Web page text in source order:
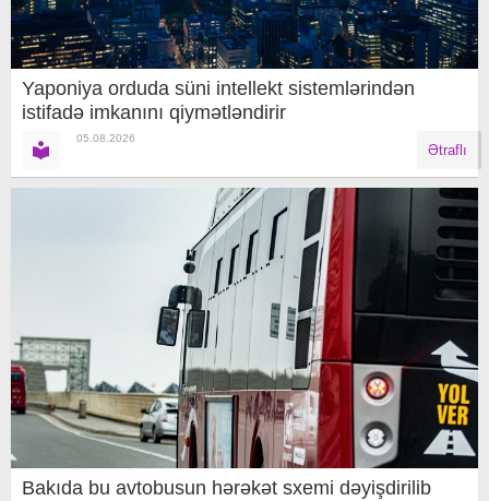
Yaponiya orduda süni intellekt sistemlərindən
istifadə imkanını qiymətləndirir
05.08.2026
Ətraflı
Bakıda bu avtobusun hərəkət sxemi dəyişdirilib